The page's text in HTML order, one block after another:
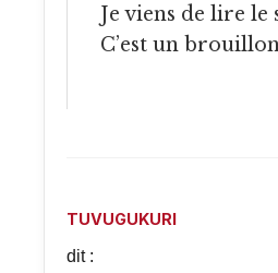
Je viens de lire le site sur lequel vous nous redirigez!
C’est un
TUVUGUKURI
dit :